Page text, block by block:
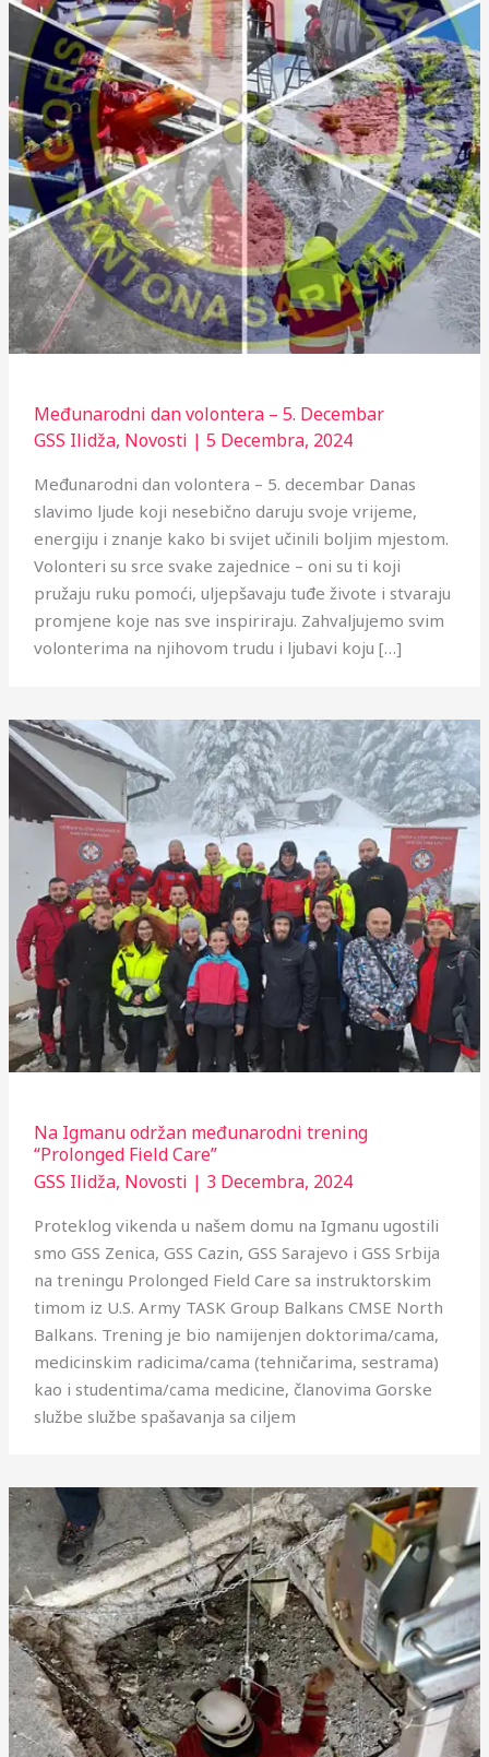
Međunarodni dan volontera – 5. Decembar
GSS Ilidža, Novosti | 5 Decembra, 2024
Međunarodni dan volontera – 5. decembar Danas
slavimo ljude koji nesebično daruju svoje vrijeme,
energiju i znanje kako bi svijet učinili boljim mjestom.
Volonteri su srce svake zajednice – oni su ti koji
pružaju ruku pomoći, uljepšavaju tuđe živote i stvaraju
promjene koje nas sve inspiriraju. Zahvaljujemo svim
volonterima na njihovom trudu i ljubavi koju […]
Na Igmanu održan međunarodni trening
“Prolonged Field Care”
GSS Ilidža, Novosti | 3 Decembra, 2024
Proteklog vikenda u našem domu na Igmanu ugostili
smo GSS Zenica, GSS Cazin, GSS Sarajevo i GSS Srbija
na treningu Prolonged Field Care sa instruktorskim
timom iz U.S. Army TASK Group Balkans CMSE North
Balkans. Trening je bio namijenjen doktorima/cama,
medicinskim radicima/cama (tehničarima, sestrama)
kao i studentima/cama medicine, članovima Gorske
službe službe spašavanja sa ciljem